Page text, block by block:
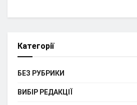
Категорії
БЕЗ РУБРИКИ
ВИБІР РЕДАКЦІЇ